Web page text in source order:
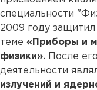
специальности
2009 году
теме «Приборы и
физики». После
деятельности
излучений и